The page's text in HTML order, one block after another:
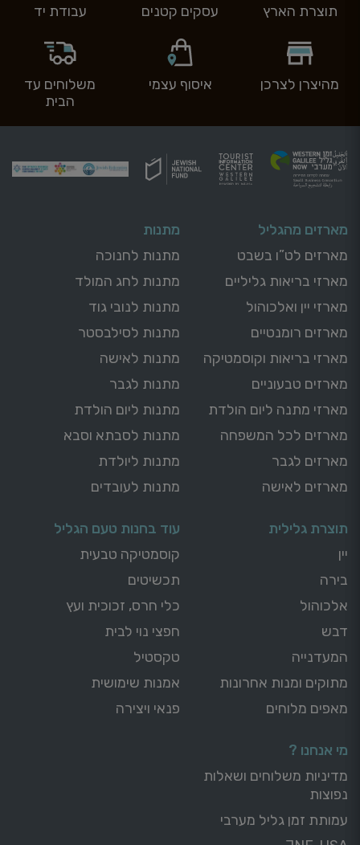
תוצרת הארץ עסקים קטנים עבודת יד
מהיצרן לצרכן איסוף עצמי
משלוחים עד
הבית
מארזים מהגליל
מארזים לט”ו בשבט
מארזי בריאות גליליים
מארזי יין ואלכוהול
מארזים רומנטיים
מארזי בריאות וקוסמטיקה
מארזים טבעוניים
מארזי מתנה ליום הולדת
מארזים לכל המשפחה
מארזים לגבר
מארזים לאישה
מתנות
מתנות לחנוכה
מתנות לחג המולד
מתנות לנובי גוד
מתנות לסילבסטר
מתנות לאישה
מתנות לגבר
מתנות ליום הולדת
מתנות לסבתא וסבא
מתנות ליולדת
מתנות לעובדים
תוצרת גלילית
יין
בירה
אלכוהול
דבש
המעדנייה
מתוקים ומנות אחרונות
מאפים מלוחים
עוד בחנות טעם הגליל
קוסמטיקה טבעית
תכשיטים
כלי חרס, זכוכית ועץ
חפצי נוי לבית
טקסטיל
אמנות שימושית
פנאי ויצירה
מי אנחנו ?
מדיניות משלוחים ושאלות
נפוצות
עמותת זמן גליל מערבי